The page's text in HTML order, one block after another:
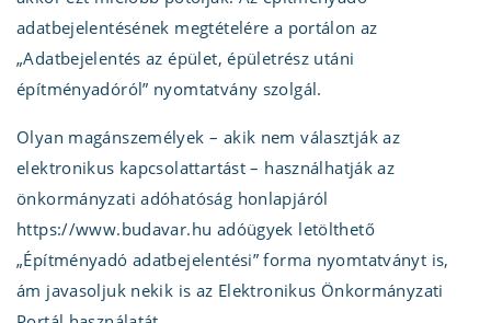
adatbejelentésének megtételére a portálon az
„Adatbejelentés az épület, épületrész utáni
építményadóról” nyomtatvány szolgál.
Olyan magánszemélyek – akik nem választják az
elektronikus kapcsolattartást – használhatják az
önkormányzati adóhatóság honlapjáról
https://www.budavar.hu adóügyek letölthető
„Építményadó adatbejelentési” forma nyomtatványt is,
ám javasoljuk nekik is az Elektronikus Önkormányzati